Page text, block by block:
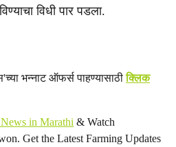
विधी पार पडला.
भन्नाट ऑफर्स पाहण्यासाठीक्लिक
in Marathi & Watch
Get the Latest Farming Updates